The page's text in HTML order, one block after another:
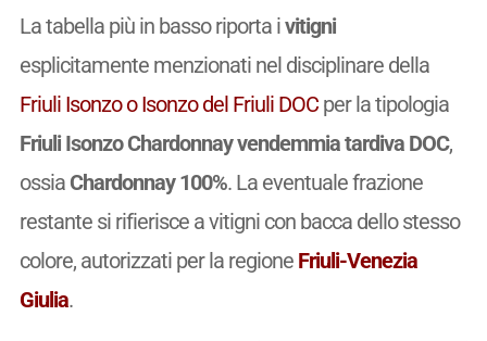
La tabella più in basso riporta ivitigni
esplicitamente menzionati nel disciplinare della
Friuli Isonzo o Isonzo del Friuli DOCper la tipologia
Friuli Isonzo Chardonnay vendemmia tardiva DOC,
ossia Chardonnay 100%. La eventuale frazione
restante si rifierisce a vitigni con bacca dello stesso
colore, autorizzati per la regione Friuli-Venezia
Giulia.